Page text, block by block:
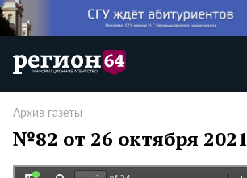
Архив газеты
№82 от 26 октября 2021